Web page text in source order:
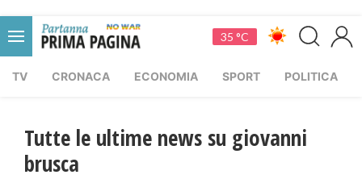
35 °C
TV CRONACA ECONOMIA SPORT POLITICA
Tutte le ultime news su giovanni
brusca